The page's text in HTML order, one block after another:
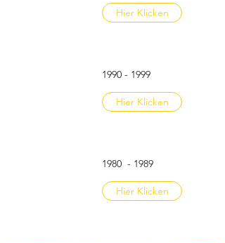
Hier Klicken
1990 - 1999
Hier Klicken
1980 - 1989
Hier Klicken